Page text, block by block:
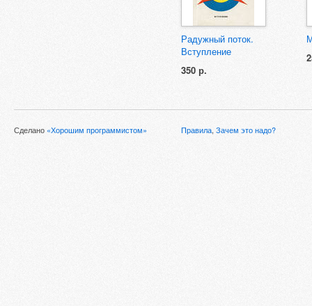
Радужный поток.
Вступление
350 р.
Сделано «Хорошим программистом» Правила, Зачем это надо?